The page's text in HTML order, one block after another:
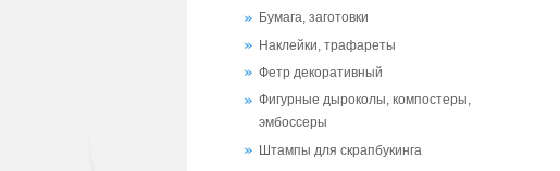
Бумага, заготовки
Наклейки, трафареты
Фетр декоративный
Фигурные дыроколы, компостеры,
эмбоссеры
Штампы для скрапбукинга